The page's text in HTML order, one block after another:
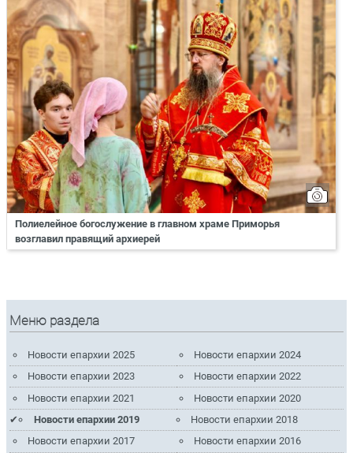
Полиелейное богослужение в главном храме Приморья
возглавил правящий архиерей
Меню раздела
Новости епархии 2025
Новости епархии 2024
Новости епархии 2023
Новости епархии 2022
Новости епархии 2021
Новости епархии 2020
Новости епархии 2019
Новости епархии 2018
Новости епархии 2017
Новости епархии 2016